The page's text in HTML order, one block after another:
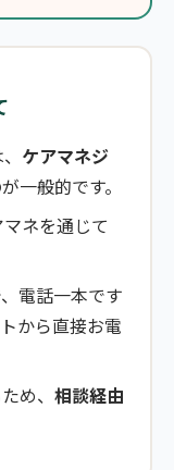
ケアマネジ
一般的です。
ネを通じて
電話一本です
から直接お電
め、 相談経由